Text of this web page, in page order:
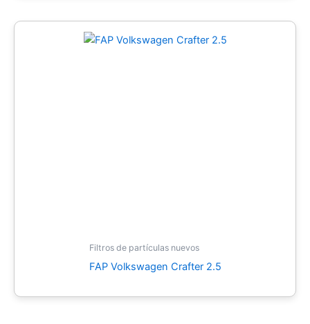
Filtros de partículas nuevos
FAP Volkswagen Crafter 2.5